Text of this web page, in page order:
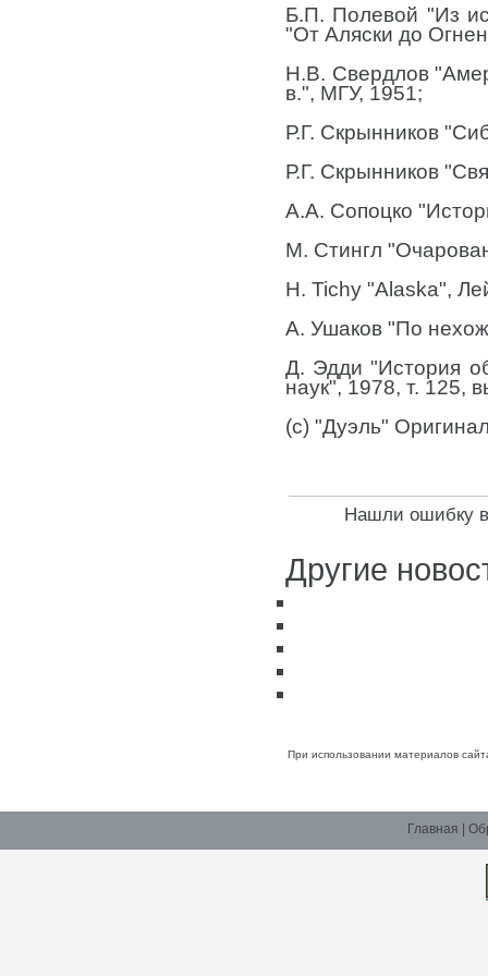
Б.П. Полевой "Из
"От Аляски до
Н.В. Свердлов
в.", МГУ, 1951;
Р.Г. Скрынников
Р.Г. Скрынников
А.А. Сопоцко
М. Стингл
H. Tichy "Alaska",
А. Ушаков "По
Д. Эдди "История
наук", 1978, т. 125,
(с) "Дуэль"
Нашли ошибку в
Другие
При использовании материалов
Главная